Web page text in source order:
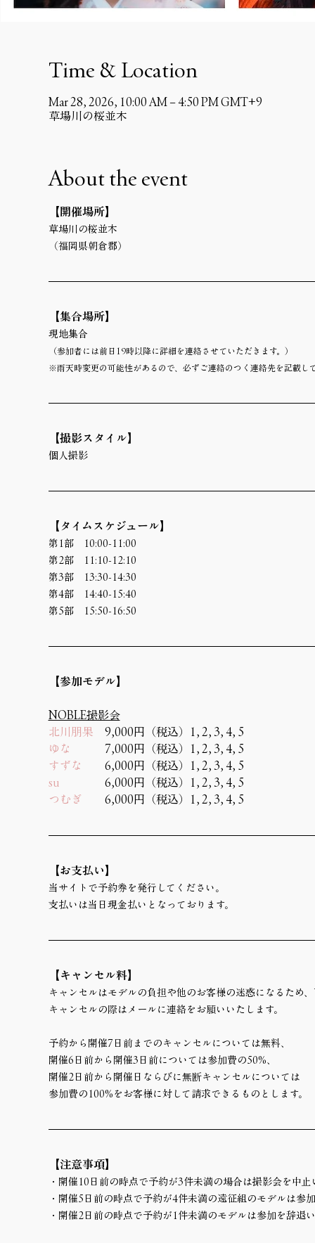
Time & Location
Mar 28, 2026, 10:00 AM – 4:50 PM GMT+9
草場川の桜並木
About the event
【開催場所】
草場川の桜並木
（福岡県朝倉郡）
【集合場所】
現地集合
（参加者には前日19時以降に詳細を連絡させていただきます。）
※雨天時変更の可能性があるので、必ずご連絡のつく連絡先を記載し
【撮影スタイル】
個人撮影
【タイムスケジュール】
第1部　10:00-11:00
第2部　11:10-12:10
第3部　13:30-14:30
第4部　14:40-15:40
第5部　15:50-16:50
【参加モデル】
NOBLE撮影会
北川朋果 9,000円（税込）1, 2, 3, 4, 5
ゆな
7,000円（税込）1, 2, 3, 4, 5
すずな
6,000円（税込）1, 2, 3, 4, 5
su 6,000円（税込）1, 2, 3, 4, 5
つむぎ 6,000円（税込）1, 2, 3, 4, 5
【お支払い】
当サイトで予約券を発行してください。
支払いは当日現金払いとなっております。
【キャンセル料】
キャンセルはモデルの負担や他のお客様の迷惑になるため
キャンセルの際はメールに連絡をお願いいたします。
予約から開催7日前までのキャンセルについては無料、
開催6日前から開催3日前については参加費の50%、
開催2日前から開催日ならびに無断キャンセルについては
参加費の100%をお客様に対して請求できるものとします。
【注意事項】
・開催10日前の時点で予約が3件未満の場合は撮影会を中止
・開催5日前の時点で予約が4件未満の遠征組のモデルは参
・開催2日前の時点で予約が1件未満のモデルは参加を辞退